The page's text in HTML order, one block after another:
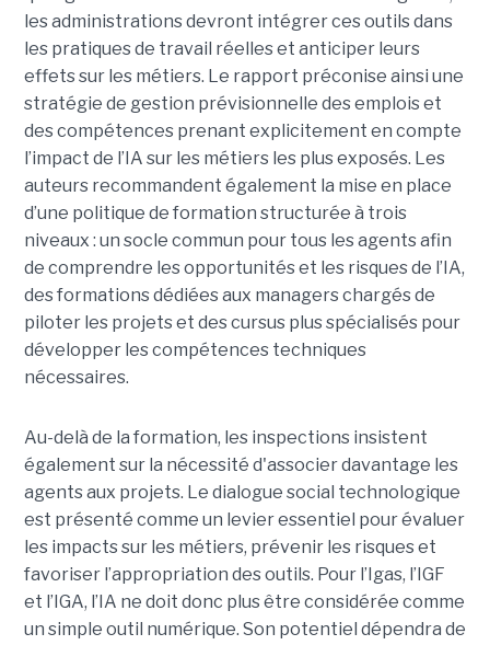
les administrations devront intégrer ces outils dans
les pratiques de travail réelles et anticiper leurs
effets sur les métiers. Le rapport préconise ainsi une
stratégie de gestion prévisionnelle des emplois et
des compétences prenant explicitement en compte
l’impact de l’IA sur les métiers les plus exposés. Les
auteurs recommandent également la mise en place
d’une politique de formation structurée à trois
niveaux : un socle commun pour tous les agents afin
de comprendre les opportunités et les risques de l’IA,
des formations dédiées aux managers chargés de
piloter les projets et des cursus plus spécialisés pour
développer les compétences techniques
nécessaires.
Au-delà de la formation, les inspections insistent
également sur la nécessité d'associer davantage les
agents aux projets. Le dialogue social technologique
est présenté comme un levier essentiel pour évaluer
les impacts sur les métiers, prévenir les risques et
favoriser l’appropriation des outils. Pour l’Igas, l’IGF
et l’IGA, l’IA ne doit donc plus être considérée comme
un simple outil numérique. Son potentiel dépendra de